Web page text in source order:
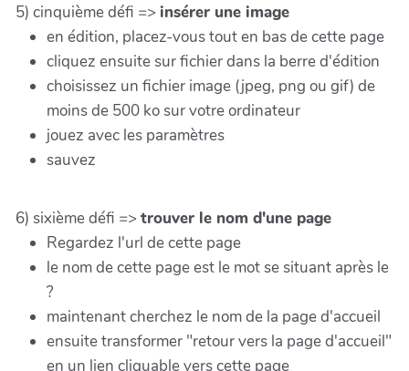
5) cinquième défi => insérer une image
en édition, placez-vous tout en bas de cette page
cliquez ensuite sur fichier dans la berre d'édition
choisissez un fichier image (jpeg, png ou gif) de
moins de 500 ko sur votre ordinateur
jouez avec les paramètres
sauvez
6) sixième défi => trouver le nom d'une page
Regardez l'url de cette page
le nom de cette page est le mot se situant après le
?
maintenant cherchez le nom de la page d'accueil
ensuite transformer "retour vers la page d'accueil"
en un lien cliquable vers cette page